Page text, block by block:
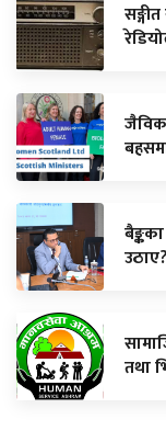
जैविक
उठाए?
तथा